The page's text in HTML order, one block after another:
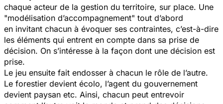
chaque acteur de la gestion du territoire, sur place. Une
"modélisation d’accompagnement" tout d’abord
en invitant chacun à évoquer ses contraintes, c’est-à-dire
les éléments qui entrent en compte dans sa prise de
décision. On s’intéresse à la façon dont une décision est
prise.
Le jeu ensuite fait endosser à chacun le rôle de l’autre.
Le forestier devient écolo, l’agent du gouvernement
devient paysan etc. Ainsi, chacun peut entrevoir